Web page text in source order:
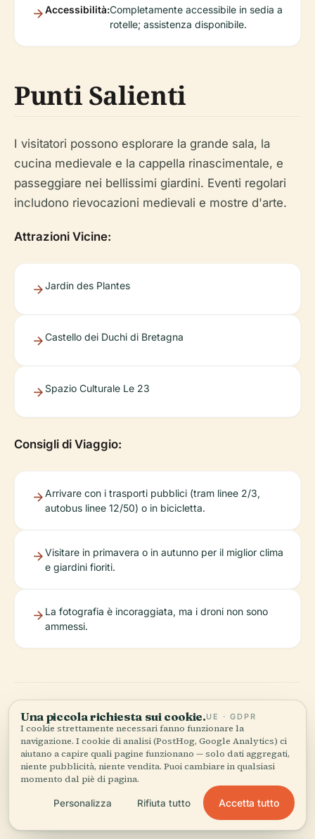
Accessibilità:Completamente accessibile in sedia a
rotelle; assistenza disponibile.
Punti Salienti
I visitatori possono esplorare la grande sala, la
cucina medievale e la cappella rinascimentale, e
passeggiare nei bellissimi giardini. Eventi regolari
includono rievocazioni medievali e mostre d'arte.
Attrazioni Vicine:
Jardin des Plantes
Castello dei Duchi di Bretagna
Spazio Culturale Le 23
Consigli di Viaggio:
Arrivare con i trasporti pubblici (tram linee 2/3,
autobus linee 12/50) o in bicicletta.
Visitare in primavera o in autunno per il miglior clima
e giardini fioriti.
La fotografia è incoraggiata, ma i droni non sono
ammessi.
Ascolta la storia completa nell'app
Una piccola richiesta sui cookie.UE · GDPR
I cookie strettamente necessari fanno funzionare la
navigazione. I cookie di analisi (PostHog, Google Analytics) ci
aiutano a capire quali pagine funzionano — solo dati aggregati,
niente pubblicità, niente vendita. Puoi cambiare in qualsiasi
momento dal piè di pagina.
Personalizza Rifiuta tutto Accetta tutto